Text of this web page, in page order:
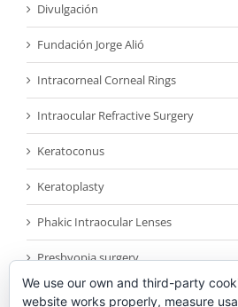
Divulgación
Fundación Jorge Alió
Intracorneal Corneal Rings
Intraocular Refractive Surgery
Keratoconus
Keratoplasty
Phakic Intraocular Lenses
Presbyopia surgery
Reconocimientos
We use our own and third-party
website works properly, measure